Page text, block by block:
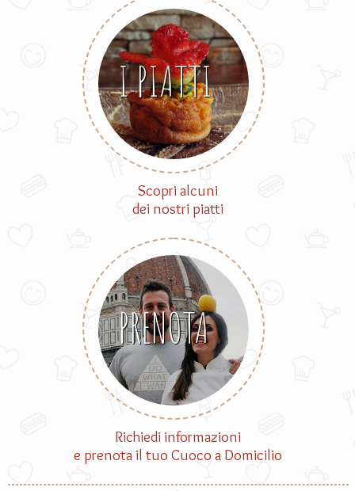
I PIATTI
Scopri alcuni
dei nostri piatti
PRENOTA
Richiedi informazioni
e prenota il tuo Cuoco a Domicilio